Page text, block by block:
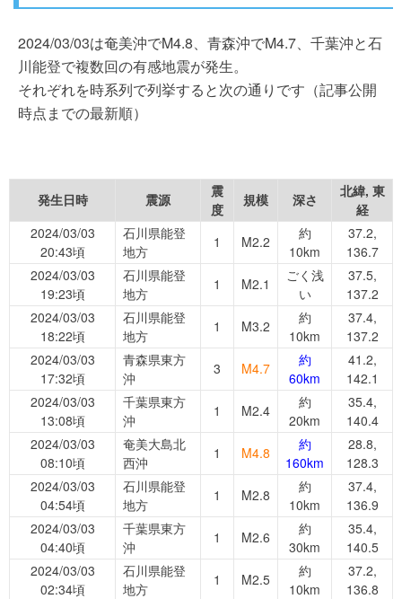
2024/03/03は奄美沖でM4.8、青森沖でM4.7、千葉沖と石
川能登で複数回の有感地震が発生。
それぞれを時系列で列挙すると次の通りです（記事公開
時点までの最新順）
発生日時 震源
震
度
規模 深さ
北緯, 東
経
2024/03/03
20:43頃
石川県能登
地方
1 M2.2
約
10km
37.2,
136.7
2024/03/03
19:23頃
石川県能登
地方
1 M2.1
ごく浅
い
37.5,
137.2
2024/03/03
18:22頃
石川県能登
地方
1 M3.2
約
10km
37.4,
137.2
2024/03/03
17:32頃
青森県東方
沖
3 M4.7
約
60km
41.2,
142.1
2024/03/03
13:08頃
千葉県東方
沖
1 M2.4
約
20km
35.4,
140.4
2024/03/03
08:10頃
奄美大島北
西沖
1 M4.8
約
160km
28.8,
128.3
2024/03/03
04:54頃
石川県能登
地方
1 M2.8
約
10km
37.4,
136.9
2024/03/03
04:40頃
千葉県東方
沖
1 M2.6
約
30km
35.4,
140.5
2024/03/03
02:34頃
石川県能登
地方
1 M2.5
約
10km
37.2,
136.8